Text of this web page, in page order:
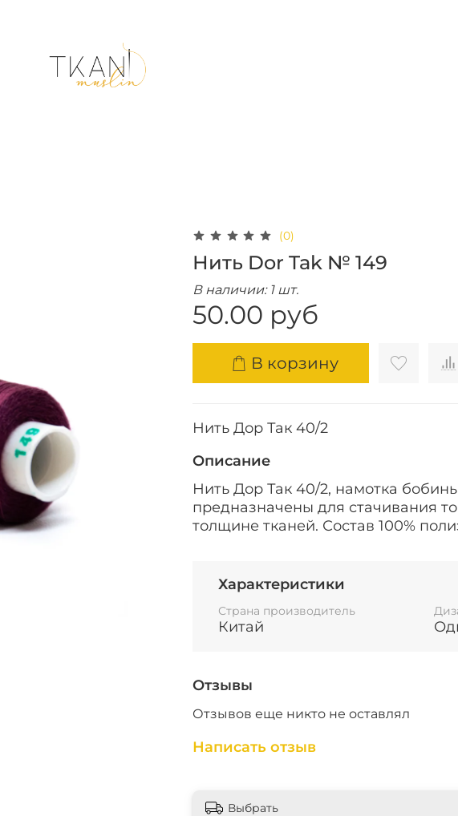
(0)
Нить Dor Tak № 149
В наличии: 1 шт.
50.00 руб
В корзину
Нить Дор Так 40/2
Описание
Нить Дор Так 40/2, намотка
предназначены для стачивания
толщине тканей. Состав 100%
Характеристики
Страна производитель
Китай
Отзывы
Отзывов еще никто не оставлял
Написать отзыв
Выбрать